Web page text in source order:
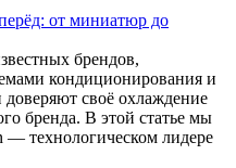
от миниатюр до
брендов,
кондиционирования и
своё охлаждение
бренда. В этой статье мы
— технологическом лидере